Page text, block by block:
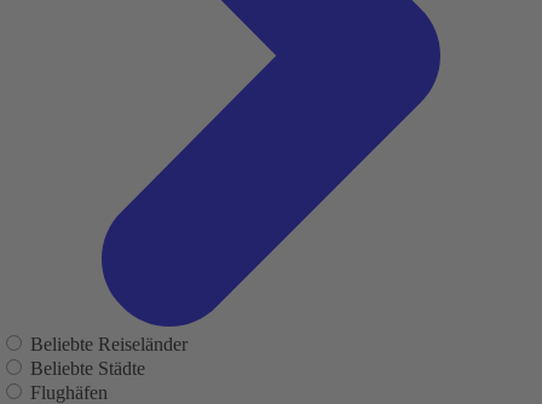
Beliebte Reiseländer
Beliebte Städte
Flughäfen